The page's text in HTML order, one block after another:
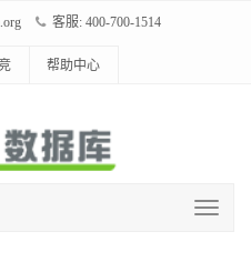
客服: 400-700-1514
帮助中心